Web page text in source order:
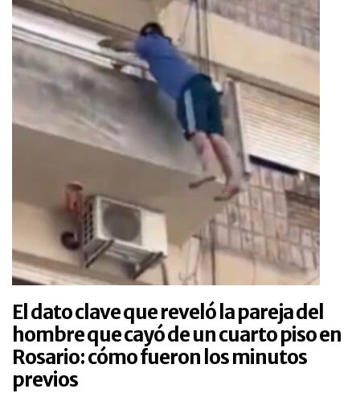
El dato clave que reveló la pareja del
hombre que cayó de un cuarto piso en
Rosario: cómo fueron los minutos
previos